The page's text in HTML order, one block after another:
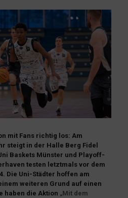
mit Fans richtig los: Am
steigt in der Halle Berg Fidel
Baskets Münster und Playoff-
testen letztmals vor dem
Die Uni-Städter hoffen am
weiteren Grund auf einen
haben die Aktion „Mit dem